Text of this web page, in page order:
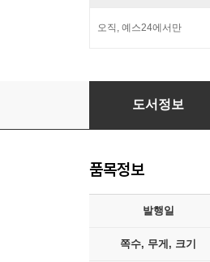
오직, 예스24에서만
폭력과 이슬람
도서정보
품목정보
발행일
쪽수, 무게, 크기